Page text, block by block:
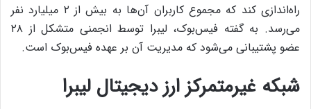
راه‌اندازی کند که مجموع کاربران آن‌ها به بیش از ۲ میلیارد نفر
می‌رسد. به گفته‌ فیس‌بوک، لیبرا توسط انجمنی متشکل از ۲۸
عضو پشتیبانی می‌شود که مدیریت آن بر عهده فیس‌بوک است.
شبکه غیرمتمرکز ارز دیجیتال لیبرا